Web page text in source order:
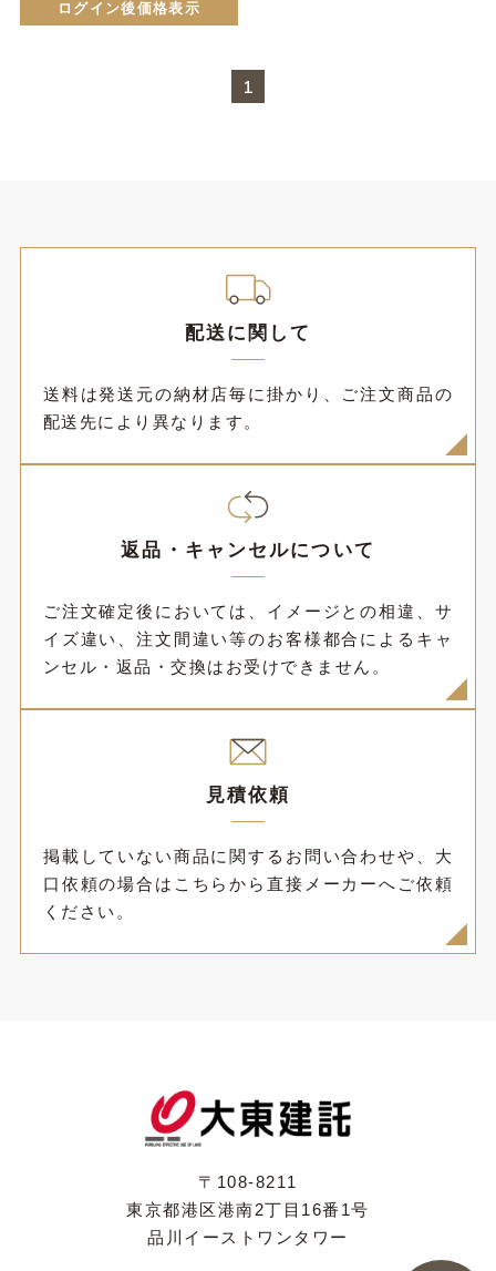
ログイン後価格表示
1
配送に関して
送料は発送元の納材店毎に掛かり、ご注文商品の
配送先により異なります。
返品・キャンセルについて
ご注文確定後においては、イメージとの相違、サ
イズ違い、注文間違い等のお客様都合によるキャ
ンセル・返品・交換はお受けできません。
見積依頼
掲載していない商品に関するお問い合わせや、大
口依頼の場合はこちらから直接メーカーへご依頼
ください。
〒108-8211
東京都港区港南2丁目16番1号
品川イーストワンタワー